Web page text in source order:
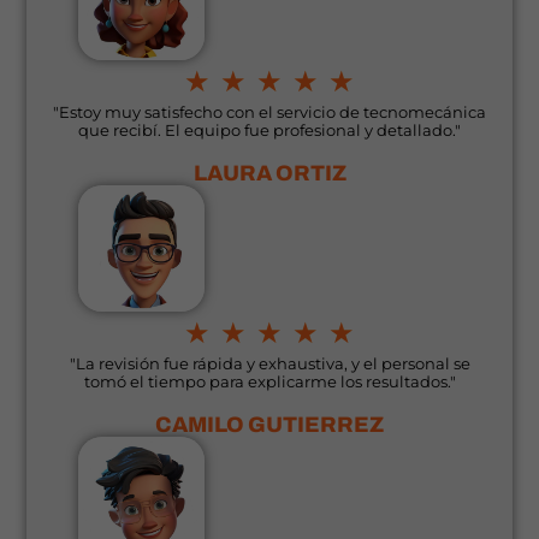
★ ★ ★ ★ ★
"Estoy muy satisfecho con el servicio de tecnomecánica
que recibí. El equipo fue profesional y detallado."
LAURA ORTIZ
★ ★ ★ ★ ★
"La revisión fue rápida y exhaustiva, y el personal se
tomó el tiempo para explicarme los resultados."
CAMILO GUTIERREZ